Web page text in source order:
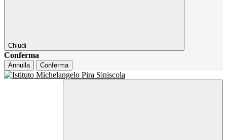
Chiudi
Conferma
Annulla Conferma